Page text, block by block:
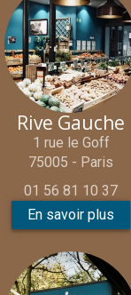
Rive Gauche
1 rue le Goff
75005 - Paris
01 56 81 10 37
En savoir plus